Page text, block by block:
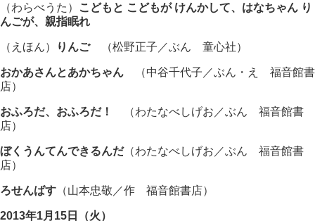
（わらべうた）
こどもと こどもが けんかして、はなちゃん り
んごが、親指眠れ
（えほん） りんご（松野正子／ぶん 童心社）
おかあさんとあかちゃん （中谷千代子／ぶん・え 福音館書
店）
おふろだ、おふろだ！
（わたなべしげお／ぶん 福音館書
店）
ぼくうんてんできるんだ（わたなべしげお／ぶん 福音館書
店）
ろせんばす （山本忠敬／作 福音館書店）
2013年1月15日（火）